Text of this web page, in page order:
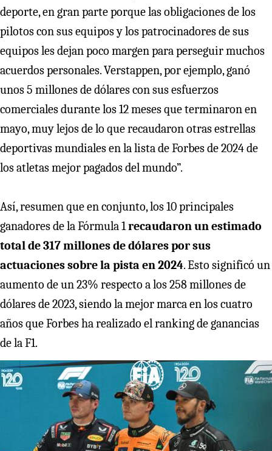
deporte, en gran parte porque las obligaciones de los
pilotos con sus equipos y los patrocinadores de sus
equipos les dejan poco margen para perseguir muchos
acuerdos personales. Verstappen, por ejemplo, ganó
unos 5 millones de dólares con sus esfuerzos
comerciales durante los 12 meses que terminaron en
mayo, muy lejos de lo que recaudaron otras estrellas
deportivas mundiales en la lista de Forbes de 2024 de
los atletas mejor pagados del mundo”.
Así, resumen que en conjunto, los 10 principales
ganadores de la Fórmula 1recaudaron un estimado
total de 317 millones de dólares por sus
actuaciones sobre la pista en 2024. Esto significó un
aumento de un 23% respecto a los 258 millones de
dólares de 2023, siendo la mejor marca en los cuatro
años que Forbes ha realizado el ranking de ganancias
de la F1.